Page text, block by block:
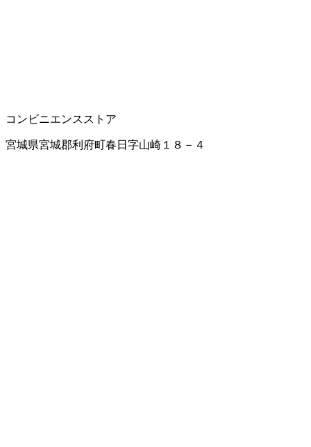
コンビニエンスストア
宮城県宮城郡利府町春日字山崎１８－４